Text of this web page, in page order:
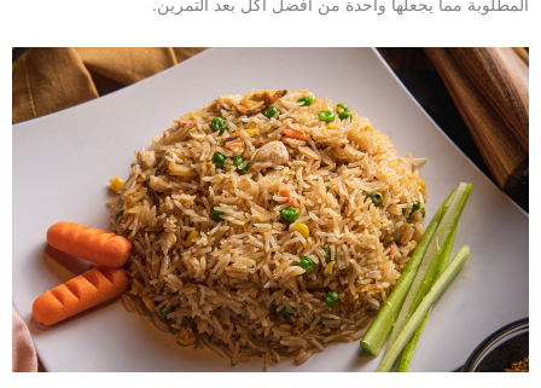
المطلوبة مما يجعلها واحدة من أفضل أكل بعد التمرين.